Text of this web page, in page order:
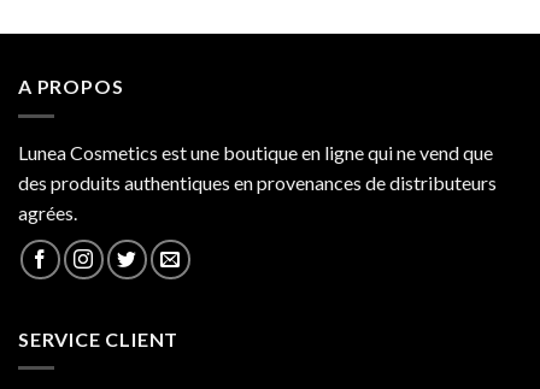
A PROPOS
Lunea Cosmetics est une boutique en ligne qui ne vend que
des produits authentiques en provenances de distributeurs
agrées.
SERVICE CLIENT